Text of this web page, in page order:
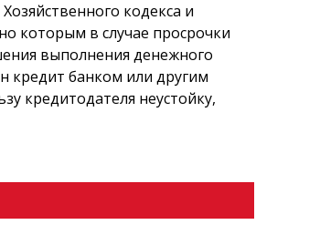
кодекса и
которым в случае просрочки
выполнения денежного
кредит банком или другим
кредитодателя неустойку,